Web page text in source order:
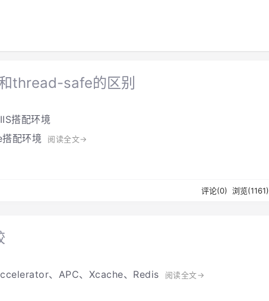
thread-safe的区别
搭配环境
配环境
阅读全文→
评论(0) 浏览(1161)
、APC、Xcache、Redis 阅读全文→